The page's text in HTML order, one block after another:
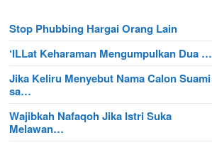
Stop Phubbing Hargai Orang Lain
‘ILLat Keharaman Mengumpulkan Dua …
Jika Keliru Menyebut Nama Calon Suami
sa…
Wajibkah Nafaqoh Jika Istri Suka
Melawan…